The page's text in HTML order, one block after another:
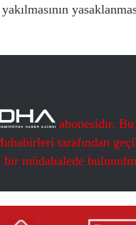
abonesidir.
tarafından
müdahalede